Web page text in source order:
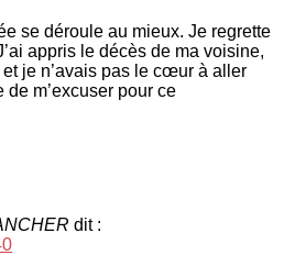
se déroule au mieux. Je regrette
appris le décès de ma voisine,
je n’avais pas le cœur à aller
de m’excuser pour ce
dit :